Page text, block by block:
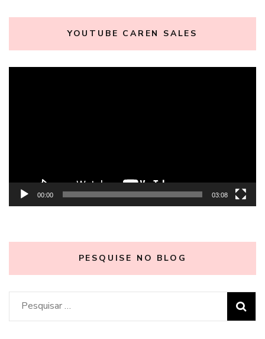
YOUTUBE CAREN SALES
00:00 03:08
PESQUISE NO BLOG
Pesquisar
por: